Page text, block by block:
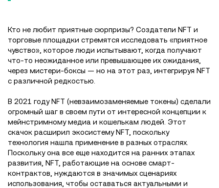
Кто не любит приятные сюрпризы? Создатели NFT и
торговые площадки стремятся исследовать «приятное
чувство», которое люди испытывают, когда получают
что-то неожиданное или превышающее их ожидания,
через мистери-боксы — но на этот раз, интегрируя NFT
с различной редкостью.
В 2021 году NFT (невзаимозаменяемые токены) сделали
огромный шаг в своем пути от интересной концепции к
мейнстримному медиа и кошелькам людей. Этот
скачок расширил экосистему NFT, поскольку
технология нашла применение в разных отраслях.
Поскольку она все еще находится на ранних этапах
развития, NFT, работающие на основе смарт-
контрактов, нуждаются в значимых сценариях
использования, чтобы оставаться актуальными и